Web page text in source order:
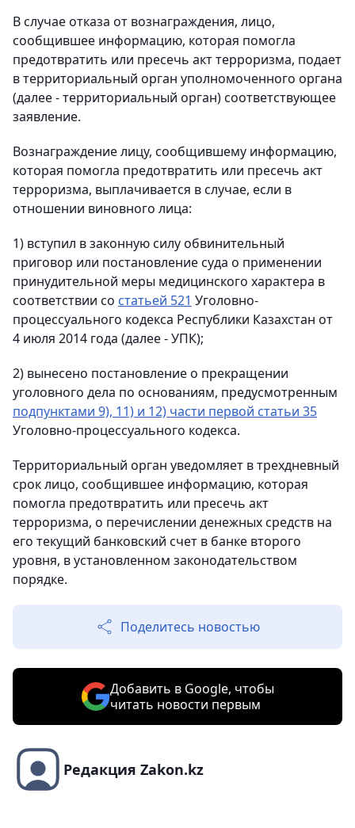
В случае отказа от вознаграждения, лицо,
сообщившее информацию, которая помогла
предотвратить или пресечь акт терроризма, подает
в территориальный орган уполномоченного органа
(далее - территориальный орган) соответствующее
заявление.
Вознаграждение лицу, сообщившему информацию,
которая помогла предотвратить или пресечь акт
терроризма, выплачивается в случае, если в
отношении виновного лица:
1) вступил в законную силу обвинительный
приговор или постановление суда о применении
принудительной меры медицинского характера в
соответствии со статьей 521 Уголовно-
процессуального кодекса Республики Казахстан от
4 июля 2014 года (далее - УПК);
2) вынесено постановление о прекращении
уголовного дела по основаниям, предусмотренным
подпунктами 9), 11) и 12) части первой статьи 35
Уголовно-процессуального кодекса.
Территориальный орган уведомляет в трехдневный
срок лицо, сообщившее информацию, которая
помогла предотвратить или пресечь акт
терроризма, о перечислении денежных средств на
его текущий банковский счет в банке второго
уровня, в установленном законодательством
порядке.
Поделитесь новостью
Добавить в Google, чтобы
читать новости первым
Редакция Zakon.kz